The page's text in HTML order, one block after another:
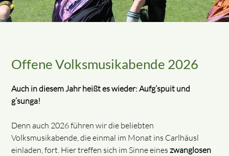
Offene Volksmusikabende 2026
Auch in diesem Jahr heißt es wieder: Aufg‘spuit und
g’sunga!
Denn auch 2026 führen wir die beliebten
Volksmusikabende, die einmal im Monat ins Carlhäusl
einladen, fort. Hier treffen sich im Sinne eineszwanglosen